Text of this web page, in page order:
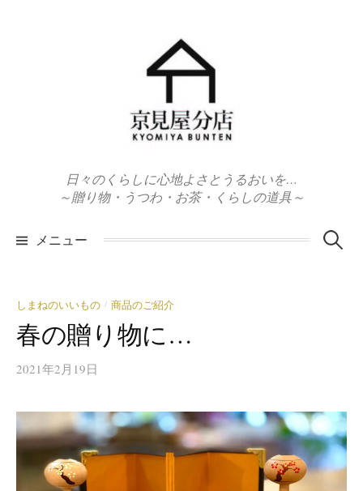
日々のくらしに心地よさとうるおいを…
～贈り物・うつわ・お茶・くらしの道具～
メニュー 検
しまねのいいもの / 商品のご紹介
春の贈り物に…
2021年2月19日